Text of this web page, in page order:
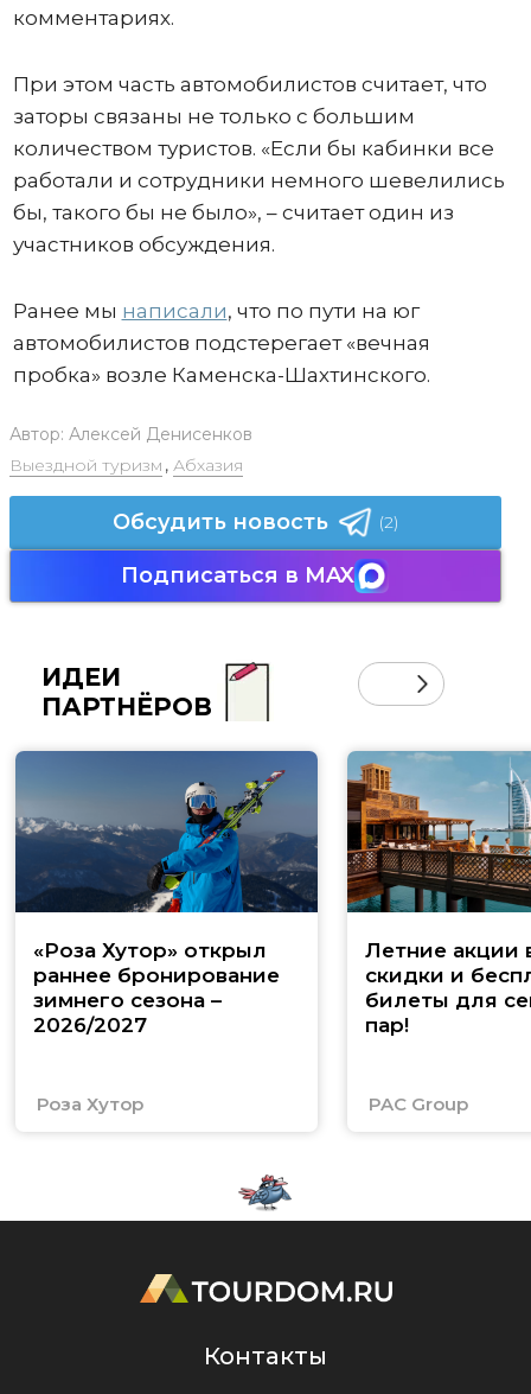
комментариях.
При этом часть автомобилистов считает, что
заторы связаны не только с большим
количеством туристов. «Если бы кабинки все
работали и сотрудники немного шевелились
бы, такого бы не было», – считает один из
участников обсуждения.
Ранее мы написали, что по пути на юг
автомобилистов подстерегает «вечная
пробка» возле Каменска-Шахтинского.
Автор: Алексей Денисенков
Выездной туризм , Абхазия
Обсудить новость (2)
Подписаться в MAX
ИДЕИ
ПАРТНЁРОВ
«Роза Хутор» открыл
раннее бронирование
зимнего сезона –
2026/2027
Роза Хутор
Летние акции
скидки и
билеты для
пар!
PAC Group
Контакты